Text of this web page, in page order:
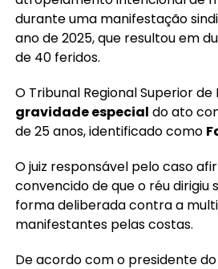
durante uma manifestação
ano de 2025, que resultou em
de 40 feridos.
O Tribunal Regional Superior
gravidade especial do ato
de 25 anos, identificado como
O juiz responsável pelo caso
convencido de que o réu dirigiu
forma deliberada contra a
manifestantes pelas costas.
De acordo com o presidente